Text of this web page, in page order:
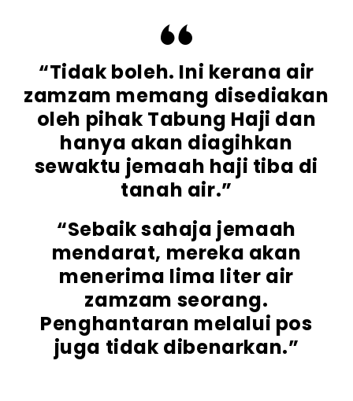
“Tidak boleh. Ini kerana air
zamzam memang disediakan
oleh pihak Tabung Haji dan
hanya akan diagihkan
sewaktu jemaah haji tiba di
tanah air.”
“Sebaik sahaja jemaah
mendarat, mereka akan
menerima lima liter air
zamzam seorang.
Penghantaran melalui pos
juga tidak dibenarkan.”